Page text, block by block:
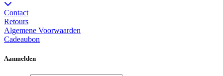
Contact
Retours
Algemene Voorwaarden
Cadeaubon
Aanmelden